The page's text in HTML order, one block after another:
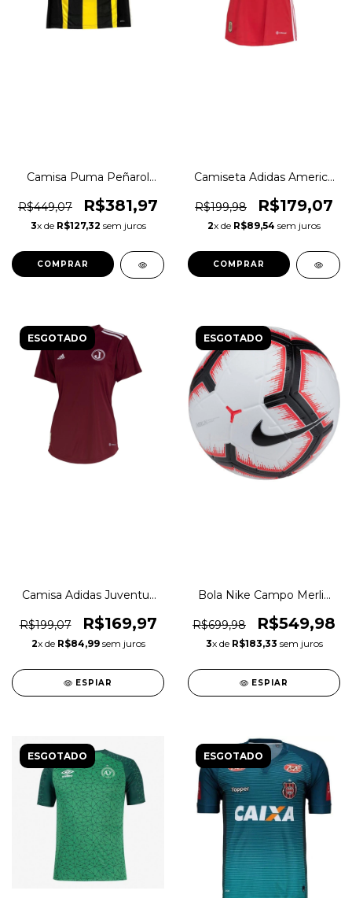
Camisa Puma Peñarol
Original 1magnus
R$449,07 R$381,97
3x de R$127,32 sem juros
COMPRAR
Camiseta Adidas America
1magnus
R$199,98 R$179,07
2x de R$89,54 sem juros
COMPRAR
ESGOTADO
Camisa Adidas Juventus
Original 1magnus
R$199,07 R$169,97
2x de R$84,99sem juros
ESPIAR
ESGOTADO
Bola Nike Campo Merlin
1magnus
R$699,98 R$549,98
3x de R$183,33 sem juros
ESPIAR
ESGOTADO ESGOTADO